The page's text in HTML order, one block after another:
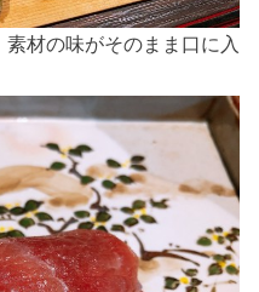
材の味がそのまま口に入